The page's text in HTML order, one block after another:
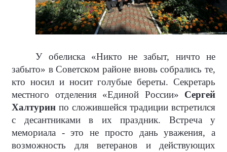
У обелиска «Никто не забыт, ничто не
забыто» в Советском районе вновь собрались те,
кто носил и носит голубые береты. Секретарь
местного отделения «Единой России» Сергей
Халтурин по сложившейся традиции встретился
с десантниками в их праздник. Встреча у
мемориала - это не просто дань уважения, а
возможность для ветеранов и действующих